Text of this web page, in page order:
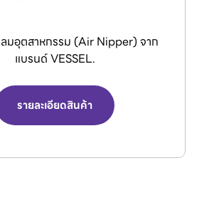
มอุตสาหกรรม (Air Nipper) จาก
แบรนด์ VESSEL.
รายละเอียดสินค้า